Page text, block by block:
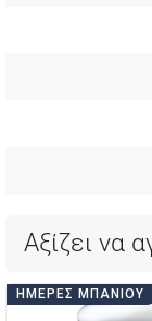
Αξίζει να
ΗΜΈΡΕΣ ΜΠΆΝΙΟΥ